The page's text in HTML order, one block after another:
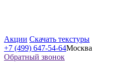
Акции Скачать текстуры
+7 (499) 647-54-64Москва
Обратный звонок